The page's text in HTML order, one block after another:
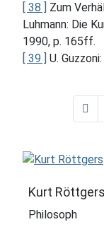
[ 38 ]
Zum
Luhmann: Die
1990, p. 165ff.
[ 39 ]
U.
Kurt Röttgers
Philosoph